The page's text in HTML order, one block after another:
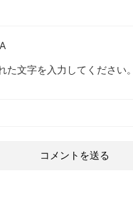
た文字を入力してください。